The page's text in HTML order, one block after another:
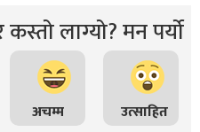
लाग्यो? मन पर्यो
अचम्म उत्साहित